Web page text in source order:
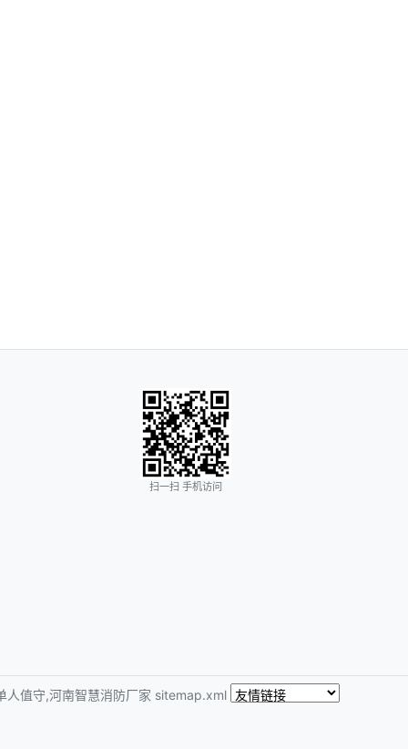
扫一扫 手机访问
人值守,河南智慧消防厂家 sitemap.xml